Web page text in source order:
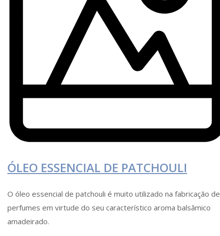
ÓLEO ESSENCIAL DE PATCHOULI
O óleo essencial de patchouli é muito utilizado na fabricação de
perfumes em virtude do seu característico aroma balsâmico
amadeirado.